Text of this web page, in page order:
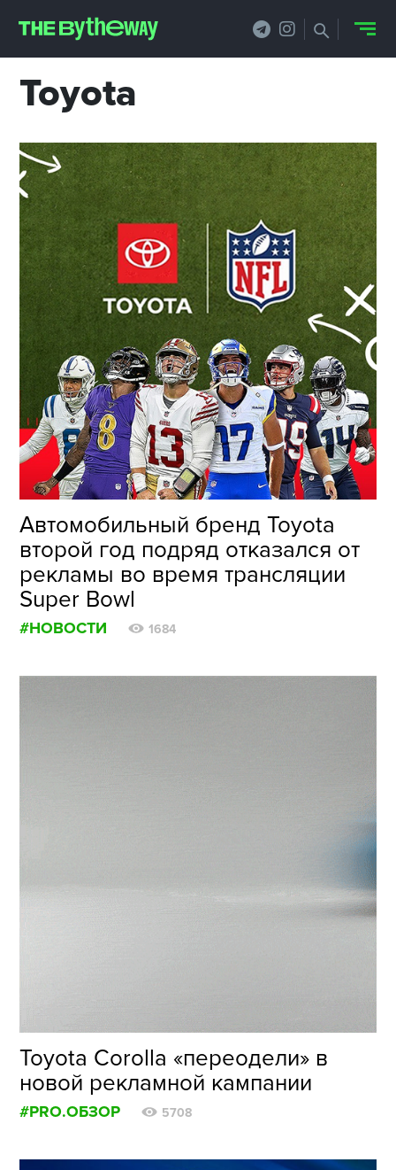
Toyota
Автомобильный бренд Toyota
второй год подряд отказался от
рекламы во время трансляции
Super Bowl
#НОВОСТИ 1684
Toyota Corolla «переодели» в
новой рекламной кампании
#PRO.ОБЗОР 5708
PRO.ОБЗОР
КЕЙСЫ
ФИЛОСОФИЯ
КРЕАТИВА
БИЗНЕС И
ТЕХНОЛОГИИ
ФЕСТИВАЛИ
ФОТОГРАФИЯ
ТИПОГРАФИКА
ИСТОРИИ БРЕНДОВ
О ПРОЕКТЕ
РЕКЛАМА